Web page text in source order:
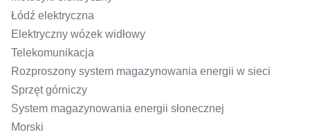
Łódź elektryczna
Elektryczny wózek widłowy
Telekomunikacja
Rozproszony system magazynowania energii w sieci
Sprzęt górniczy
System magazynowania energii słonecznej
Morski